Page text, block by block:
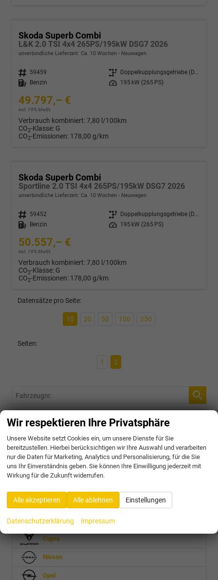
Skoda Superb Combi
L&K 2.0 TSI 4x4 265PS/195kW DSG7 2026
unverbindliche Lieferzeit: Ca. 10 Wochen Neuwagen
Fahrzeugnr. 59459 Getriebe
Doppelkupplungsgetriebe (DSG)
Kraftstoff
Benzin Leistung 195 kW (265 PS)
49.797,– €
incl. 19% MwSt.
Verbrauch kombiniert:7,80 l/100km
CO2-Klasse: G
CO2-Emissionen: 178,00 g/km
Skoda Superb Combi
Sportline 2.0 TSI 4x4 265PS/195kW DSG7 2026
unverbindliche Lieferzeit: Ca. 10 Wochen Neuwagen
Fahrzeugnr. 59452 Getriebe
Doppelkupplungsgetriebe (DSG)
Kraftstoff
Benzin Leistung 195 kW (265 PS)
50.557,– €
incl. 19% MwSt.
Verbrauch kombiniert:7,80 l/100km
CO2-Klasse: G
CO2-Emissionen: 178,00 g/km
Datensätze pro Seite:
10 20 50 100 250
Seiten:
1 2
Fahrzeugnr.
4,9
SEHR GUT
Alle Bewertungen anzeigen >
Audi
Cupra
Nissan
Opel
Wir respektieren Ihre Privatsphäre
Unsere Website setzt Cookies ein, um unsere Dienste für Sie
bereitzustellen. Hierbei berücksichtigen wir Ihre Auswahl und verarbeiten
nur die Daten für Marketing, Analytics und Personalisierung, für die Sie
uns Ihr Einverständnis geben. Sie können Ihre Einwilligung jederzeit mit
Wirkung für die Zukunft widerrufen.
Alle akzeptieren Alle ablehnen Einstellungen
Datenschutzerklärung Impressum